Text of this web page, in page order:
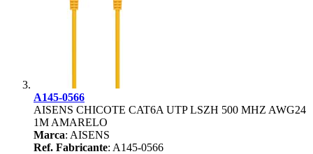
A145-0566
AISENS CHICOTE CAT6A UTP LSZH 500 MHZ AWG24
1M AMARELO
Marca: AISENS
Ref. Fabricante: A145-0566